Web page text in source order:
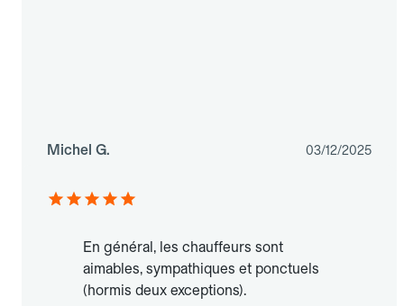
Michel G. 03/12/2025
En général, les chauffeurs sont
aimables, sympathiques et ponctuels
(hormis deux exceptions).